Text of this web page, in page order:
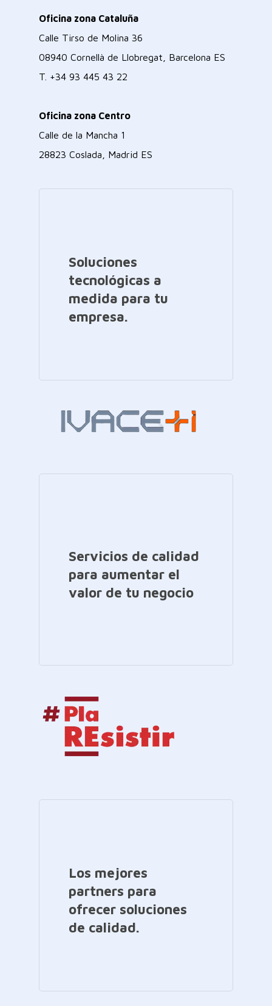
Oficina zona Cataluña
Calle Tirso de Molina 36
08940 Cornellà de Llobregat, Barcelona ES
T. +34 93 445 43 22
Oficina zona Centro
Calle de la Mancha 1
28823 Coslada, Madrid ES
Soluciones
tecnológicas a
medida para tu
empresa.
Servicios de calidad
para aumentar el
valor de tu negocio
Los mejores
partners para
ofrecer soluciones
de calidad.